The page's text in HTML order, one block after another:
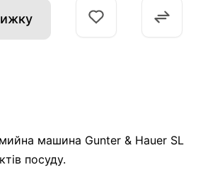
машина Gunter & Hauer SL
посуду.